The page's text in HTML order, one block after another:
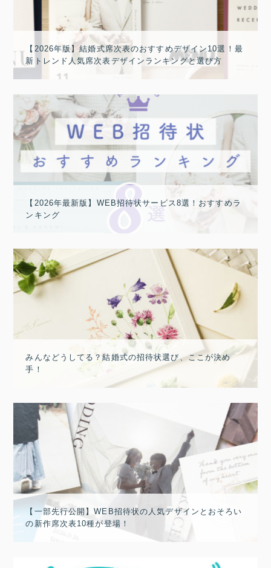
【2026年版】結婚式席次表のおすすめデザイン10選！最
新トレンド人気席次表デザインランキングと選び方
【2026年最新版】WEB招待状サービス8選！おすすめラ
ンキング
みんなどうしてる？結婚式の招待状選び、ここが決め
手！
【一部先行公開】WEB招待状の人気デザインとおそろい
の新作席次表10種が登場！